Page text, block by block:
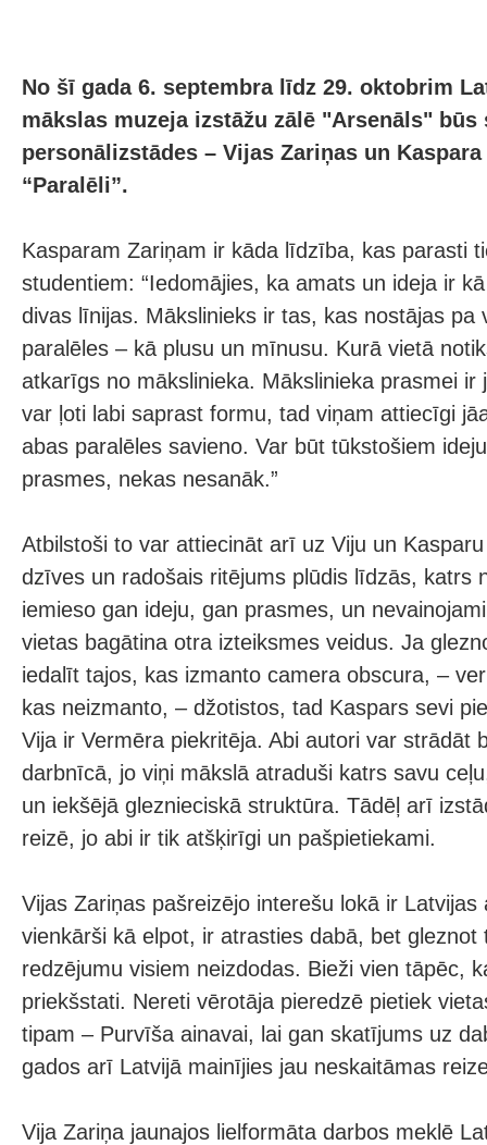
No šī gada 6. septembra līdz 29. oktobrim
mākslas muzeja izstāžu zālē "Arsenāls" būs
personālizstādes – Vijas Zariņas un
“Paralēli”.
Kasparam Zariņam ir kāda līdzība, kas parasti
studentiem: “Iedomājies, ka amats un ideja ir
divas līnijas. Mākslinieks ir tas, kas nostājas pa
paralēles – kā plusu un mīnusu. Kurā vietā
atkarīgs no mākslinieka. Mākslinieka prasmei ir
var ļoti labi saprast formu, tad viņam attiecīgi
abas paralēles savieno. Var būt tūkstošiem
prasmes, nekas nesanāk.”
Atbilstoši to var attiecināt arī uz Viju un
dzīves un radošais ritējums plūdis līdzās, katrs
iemieso gan ideju, gan prasmes, un
vietas bagātina otra izteiksmes veidus. Ja
iedalīt tajos, kas izmanto camera obscura, –
kas neizmanto, – džotistos, tad Kaspars sevi
Vija ir Vermēra piekritēja. Abi autori var strādāt
darbnīcā, jo viņi mākslā atraduši katrs savu
un iekšējā gleznieciskā struktūra. Tādēļ arī
reizē, jo abi ir tik atšķirīgi un pašpietiekami.
Vijas Zariņas pašreizējo interešu lokā ir Latvijas
vienkārši kā elpot, ir atrasties dabā, bet gleznot
redzējumu visiem neizdodas. Bieži vien tāpēc,
priekšstati. Nereti vērotāja pieredzē pietiek
tipam – Purvīša ainavai, lai gan skatījums uz
gados arī Latvijā mainījies jau neskaitāmas
Vija Zariņa jaunajos lielformāta darbos meklē